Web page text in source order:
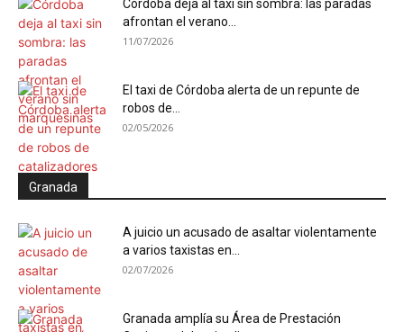
Córdoba deja al taxi sin sombra: las paradas
afrontan el verano...
11/07/2026
El taxi de Córdoba alerta de un repunte de
robos de...
02/05/2026
Granada
A juicio un acusado de asaltar violentamente
a varios taxistas en...
02/07/2026
Granada amplía su Área de Prestación